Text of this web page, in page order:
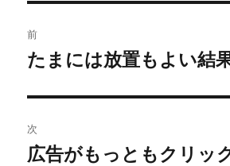
稿
ビ
ゲ
前
前
投
稿:
たまには放置もよい結
次
次
広告がもっともクリッ